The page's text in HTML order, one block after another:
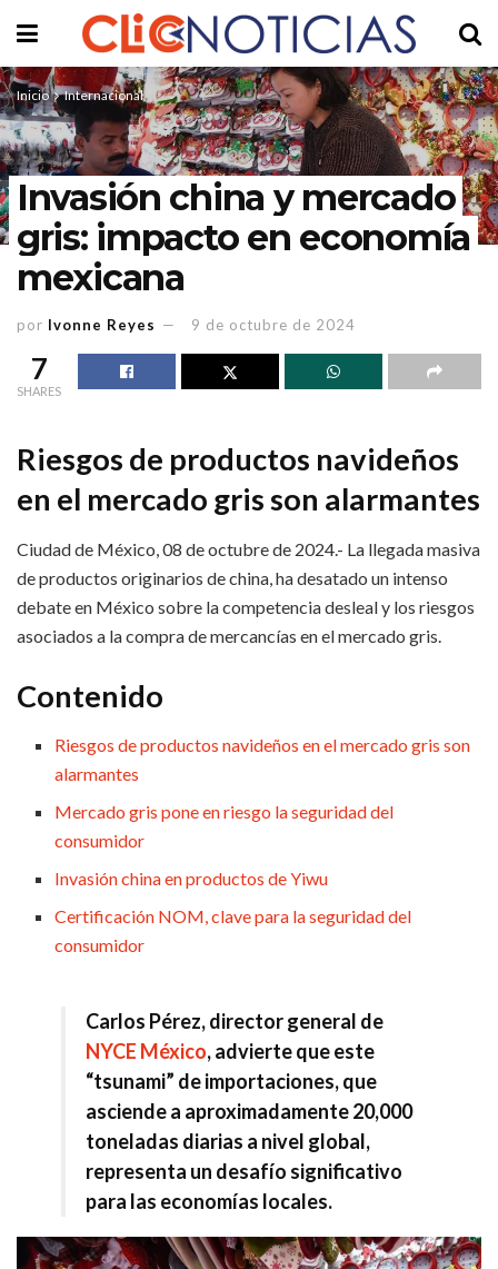
Inicio Internacional
Invasión china y mercado
gris: impacto en economía
mexicana
por Ivonne Reyes 9 de octubre de 2024
7
SHARES
Riesgos de productos navideños
en el mercado gris son alarmantes
Ciudad de México, 08 de octubre de 2024.- La llegada masiva
de productos originarios de china, ha desatado un intenso
debate en México sobre la competencia desleal y los riesgos
asociados a la compra de mercancías en el mercado gris.
Contenido
Riesgos de productos navideños en el mercado gris son
alarmantes
Mercado gris pone en riesgo la seguridad del
consumidor
Invasión china en productos de Yiwu
Certificación NOM, clave para la seguridad del
consumidor
Carlos Pérez, director general de
NYCE México, advierte que este
“tsunami” de importaciones, que
asciende a aproximadamente 20,000
toneladas diarias a nivel global,
representa un desafío significativo
para las economías locales.